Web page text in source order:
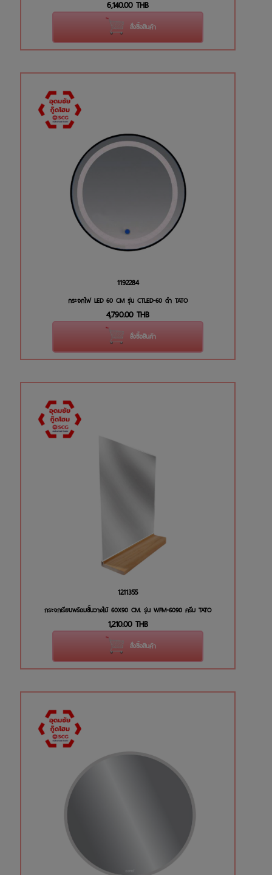
6,140.00 THB
สั่งซื้อสินค้า
1192284
กระจกไฟ LED 60 CM รุ่น CTLED-60 ดำ TATO
4,790.00 THB
สั่งซื้อสินค้า
1211355
กระจกเรียบพร้อมชั้นวางไม้ 60X90 CM. รุ่น WFM-6090 ครีม TATO
1,210.00 THB
สั่งซื้อสินค้า